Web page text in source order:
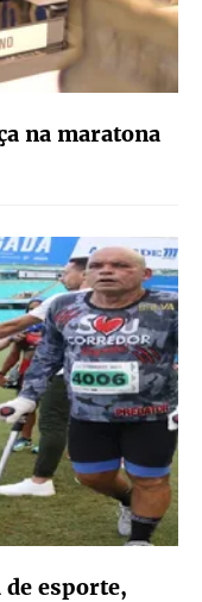
na maratona
esporte,